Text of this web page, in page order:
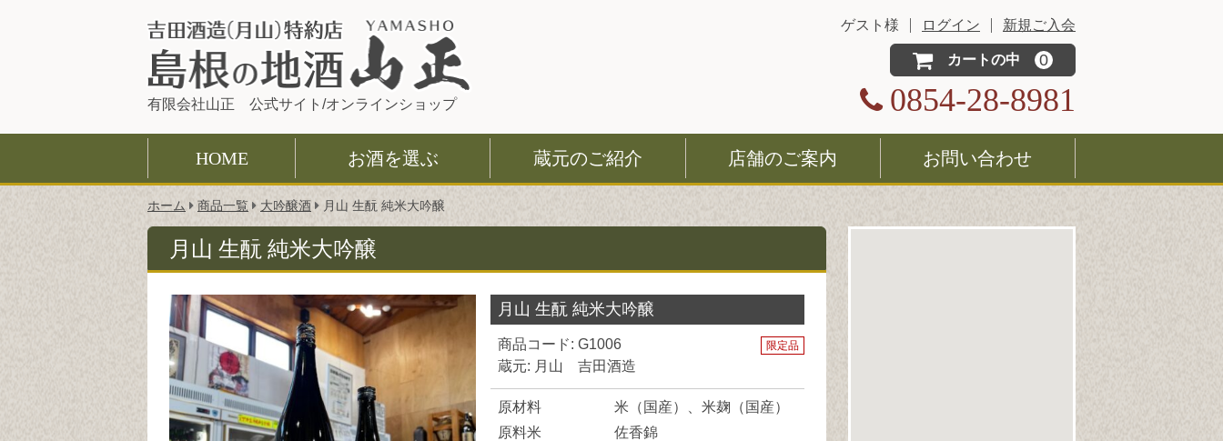
有限会社山正 公式サイト/オンラインショップ
ゲスト様 ログイン 新規ご入会
カートの中 0
0854-28-8981
HOME お酒を選ぶ 蔵元のご紹介 店舗のご案内 お問い合わせ
こ
の
ホーム 商品一覧 大吟醸酒 月山 生酛 純米大吟醸
月山 生酛 純米大吟醸
月山 生酛 純米大吟醸
商品コード: G1006
蔵元: 月山 吉田酒造
限定品
原材料
米（国産）、米麹（国産）
原料米
佐香錦